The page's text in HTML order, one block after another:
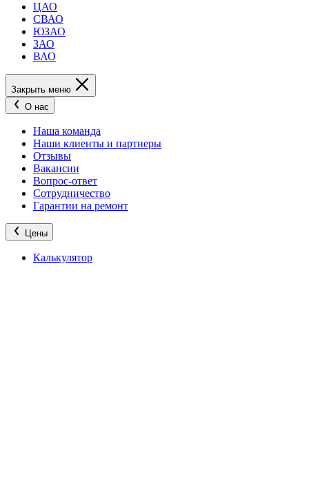
ЦАО
СВАО
ЮЗАО
ЗАО
ВАО
Закрыть меню
О нас
Наша команда
Наши клиенты и партнеры
Отзывы
Вакансии
Вопрос-ответ
Сотрудничество
Гарантии на ремонт
Цены
Калькулятор